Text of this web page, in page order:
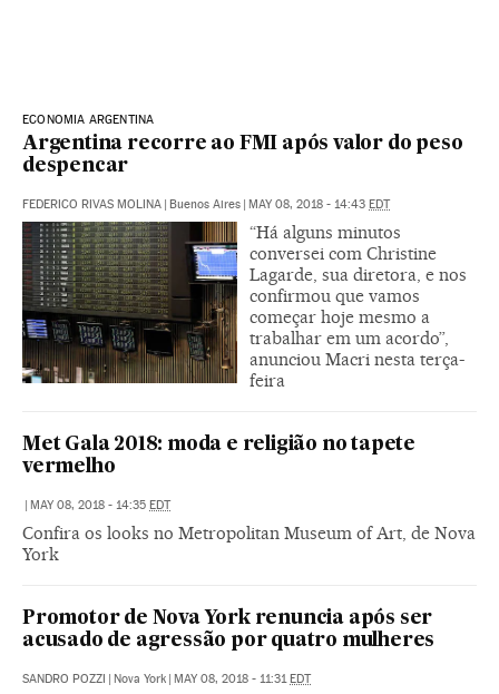
ECONOMIA ARGENTINA
Argentina recorre ao FMI após valor do peso
despencar
FEDERICO RIVAS MOLINA | Buenos Aires | MAY 08, 2018 - 14:43 EDT
“Há alguns minutos
conversei com Christine
Lagarde, sua diretora, e nos
confirmou que vamos
começar hoje mesmo a
trabalhar em um acordo”,
anunciou Macri nesta terça-
feira
Met Gala 2018: moda e religião no tapete
vermelho
| MAY 08, 2018 - 14:35 EDT
Confira os looks no Metropolitan Museum of Art, de Nova
York
Promotor de Nova York renuncia após ser
acusado de agressão por quatro mulheres
SANDRO POZZI | Nova York | MAY 08, 2018 - 11:31EDT